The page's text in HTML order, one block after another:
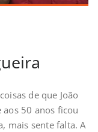
de que João
50 anos ficou
mais sente falta. A